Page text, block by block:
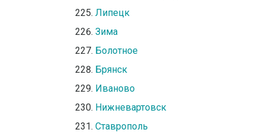
Липецк
Зима
Болотное
Брянск
Иваново
Нижневартовск
Ставрополь